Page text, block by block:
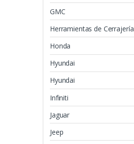
GMC
Herramientas de Cerrajería
Honda
Hyundai
Hyundai
Infiniti
Jaguar
Jeep